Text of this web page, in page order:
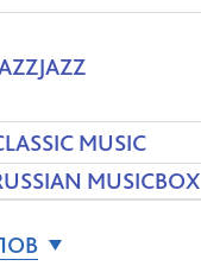
MUSIC
MUSICBOX